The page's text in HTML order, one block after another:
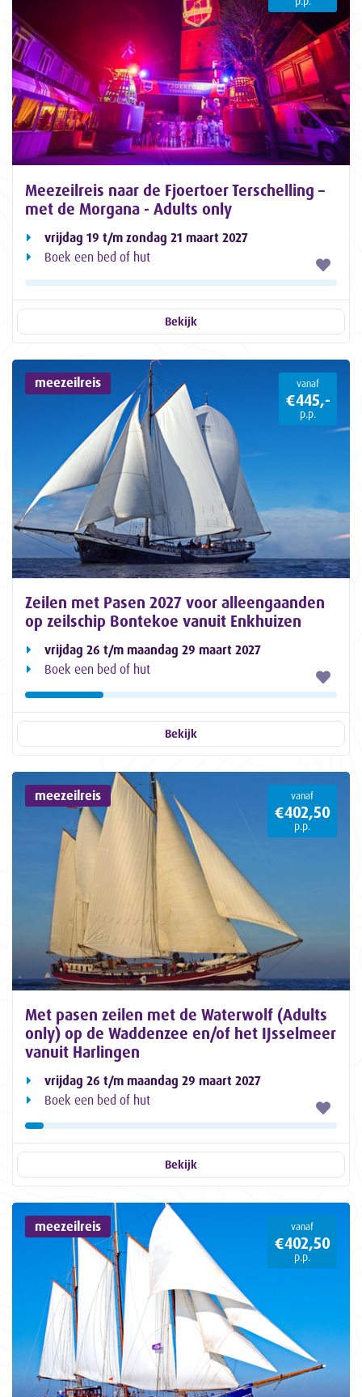
Meezeilreis naar de Fjoertoer Terschelling –
met de Morgana - Adults only
vrijdag 19 t/m zondag 21 maart 2027
Boek een bed of hut
Bekijk
meezeilreis vanaf
€445,-
p.p.
Zeilen met Pasen 2027 voor alleengaanden
op zeilschip Bontekoe vanuit Enkhuizen
vrijdag 26 t/m maandag 29 maart 2027
Boek een bed of hut
Bekijk
meezeilreis vanaf
€402,50
p.p.
Met pasen zeilen met de Waterwolf (Adults
only) op de Waddenzee en/of het IJsselmeer
vanuit Harlingen
vrijdag 26 t/m maandag 29 maart 2027
Boek een bed of hut
Bekijk
meezeilreis vanaf
€402,50
p.p.